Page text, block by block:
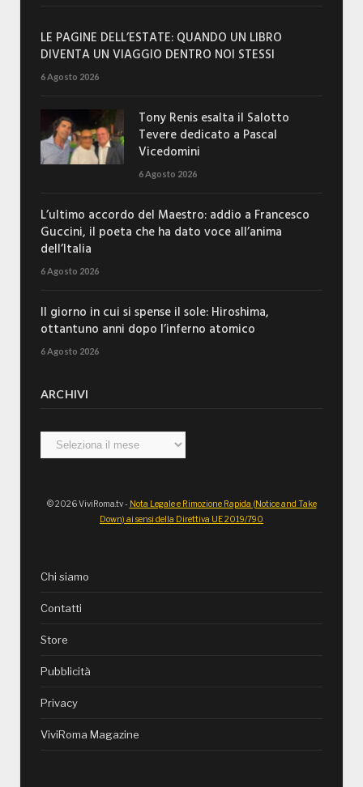
LE PAGINE DELL’ESTATE: QUANDO UN LIBRO
DIVENTA UN VIAGGIO DENTRO NOI STESSI
6 Agosto 2026
Tony Renis esalta il Salotto
Tevere dedicato a Pascal
Vicedomini
6 Agosto 2026
L’ultimo accordo del Maestro: addio a Francesco
Guccini, il poeta che ha dato voce all’anima
dell’Italia
6 Agosto 2026
Il giorno in cui si spense il sole: Hiroshima,
ottantuno anni dopo l’inferno atomico
6 Agosto 2026
ARCHIVI
Archivi
© 2026 ViviRoma.tv - Nota Legale e Rimozione Rapida (Notice and Take
Down) ai sensi della Direttiva UE 2019/790
Chi siamo
Contatti
Store
Pubblicità
Privacy
ViviRoma Magazine